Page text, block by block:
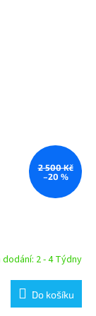
2 500 Kč
–20 %
dodání: 2 - 4 Týdny
Do košíku